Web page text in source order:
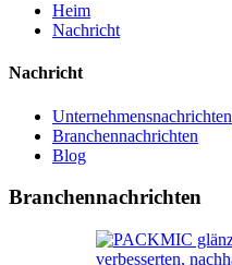
Heim
Nachricht
Nachricht
Unternehmensnachrichten
Branchennachrichten
Blog
Branchennachrichten